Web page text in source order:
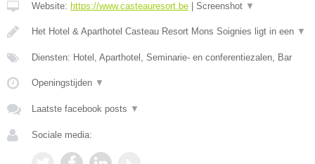
Website: https://www.casteauresort.be Screenshot ▼
Het Hotel & Aparthotel Casteau Resort Mons Soignies ligt in een ▼
Diensten: Hotel, Aparthotel, Seminarie- en conferentiezalen, Bar
Openingstijden ▼
Laatste facebook posts ▼
Sociale media: